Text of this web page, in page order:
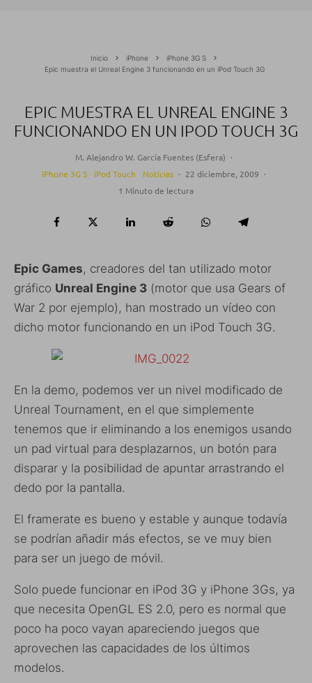
Inicio iPhone
iPhone 3G S
Epic muestra el Unreal Engine 3 funcionando en un iPod Touch 3G
EPIC MUESTRA EL UNREAL ENGINE 3
FUNCIONANDO EN UN IPOD TOUCH 3G
M. Alejandro W. García Fuentes (Esfera) ·
iPhone 3G S
iPod Touch Noticias · 22 diciembre, 2009 ·
1 Minuto de lectura
Epic Games, creadores del tan utilizado motor
gráfico Unreal Engine 3 (motor que usa Gears of
War 2 por ejemplo), han mostrado un vídeo con
dicho motor funcionando en un iPod Touch 3G.
En la demo, podemos ver un nivel modificado de
Unreal Tournament, en el que simplemente
tenemos que ir eliminando a los enemigos usando
un pad virtual para desplazarnos, un botón para
disparar y la posibilidad de apuntar arrastrando el
dedo por la pantalla.
El framerate es bueno y estable y aunque todavía
se podrían añadir más efectos, se ve muy bien
para ser un juego de móvil.
Solo puede funcionar en iPod 3G y iPhone 3Gs, ya
que necesita OpenGL ES 2.0, pero es normal que
poco ha poco vayan apareciendo juegos que
aprovechen las capacidades de los últimos
modelos.